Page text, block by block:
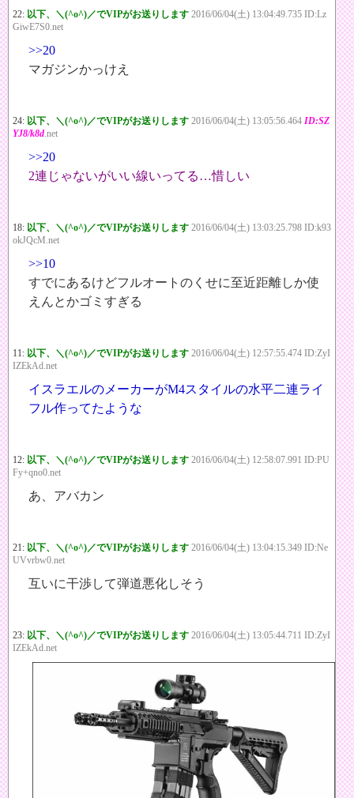
22: 以下、＼(^o^)／でVIPがお送りします 2016/06/04(土) 13:04:49.735 ID:Lz
GiwE7S0.net
>>20
マガジンかっけえ
24: 以下、＼(^o^)／でVIPがお送りします 2016/06/04(土) 13:05:56.464 ID:SZ
YJ8/k8d.net
>>20
2連じゃないがいい線いってる…惜しい
18: 以下、＼(^o^)／でVIPがお送りします 2016/06/04(土) 13:03:25.798 ID:k93
okJQcM.net
>>10
すでにあるけどフルオートのくせに至近距離しか使
えんとかゴミすぎる
11: 以下、＼(^o^)／でVIPがお送りします 2016/06/04(土) 12:57:55.474 ID:ZyI
IZEkAd.net
イスラエルのメーカーがM4スタイルの水平二連ライ
フル作ってたような
12: 以下、＼(^o^)／でVIPがお送りします 2016/06/04(土) 12:58:07.991 ID:PU
Fy+qno0.net
あ、アバカン
21: 以下、＼(^o^)／でVIPがお送りします 2016/06/04(土) 13:04:15.349 ID:Ne
UVvrbw0.net
互いに干渉して弾道悪化しそう
23: 以下、＼(^o^)／でVIPがお送りします 2016/06/04(土) 13:05:44.711 ID:ZyI
IZEkAd.net